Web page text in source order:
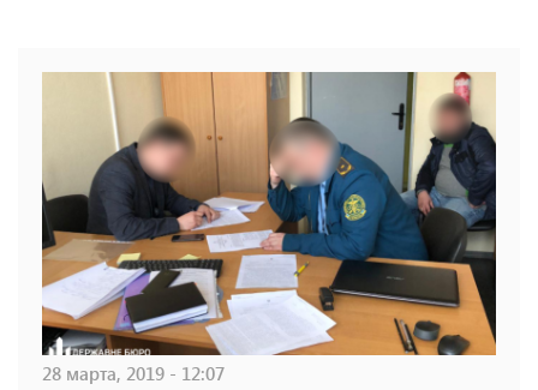
28 марта, 2019 - 12:07